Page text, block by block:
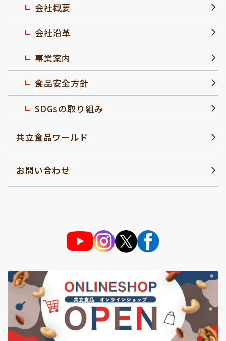
会社概要
会社沿革
事業案内
食品安全方針
SDGsの取り組み
共立食品ワールド
お問い合わせ